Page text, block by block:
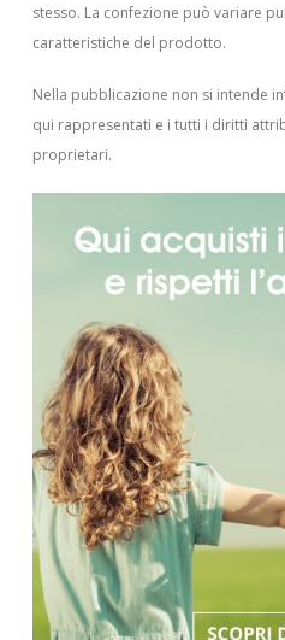
stesso. La confezione può variare
caratteristiche del prodotto.
Nella pubblicazione non si intende
qui rappresentati e i tutti i diritti
proprietari.